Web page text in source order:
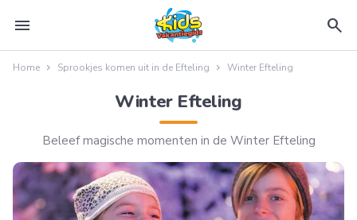
menu search
Home Sprookjes komen uit in de Efteling Winter Efteling
Winter Efteling
Beleef magische momenten in de Winter Efteling